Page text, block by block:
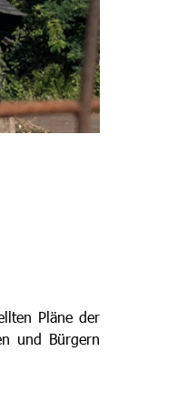
Pläne der
und Bürgern